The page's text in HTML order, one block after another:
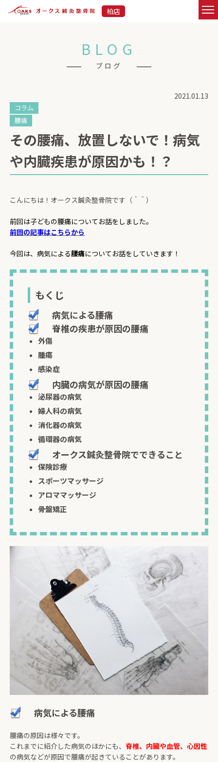
柏店
BLOG
ブログ
2021.01.13
コラム
腰痛
その腰痛、放置しないで！病気
や内臓疾患が原因かも！？
こんにちは！オークス鍼灸整骨院です（＾＾）
前回は子どもの腰痛についてお話をしました。
前回の記事はこちらから
今回は、 病気による腰痛についてお話をしていきます！
もくじ
病気による腰痛
脊椎の疾患が原因の腰痛
外傷
腫瘍
感染症
内臓の病気が原因の腰痛
泌尿器の病気
婦人科の病気
消化器の病気
循環器の病気
オークス鍼灸整骨院でできること
保険診療
スポーツマッサージ
アロママッサージ
骨盤矯正
病気による腰痛
腰痛の原因は様々です。
これまでに紹介した病気のほかにも、 脊椎、内臓や血管、心因性
の病気などが原因で腰痛が起きていることがあります。